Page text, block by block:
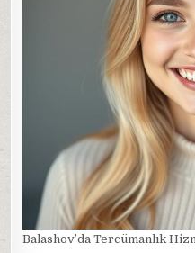
Balashov’da Tercümanlık